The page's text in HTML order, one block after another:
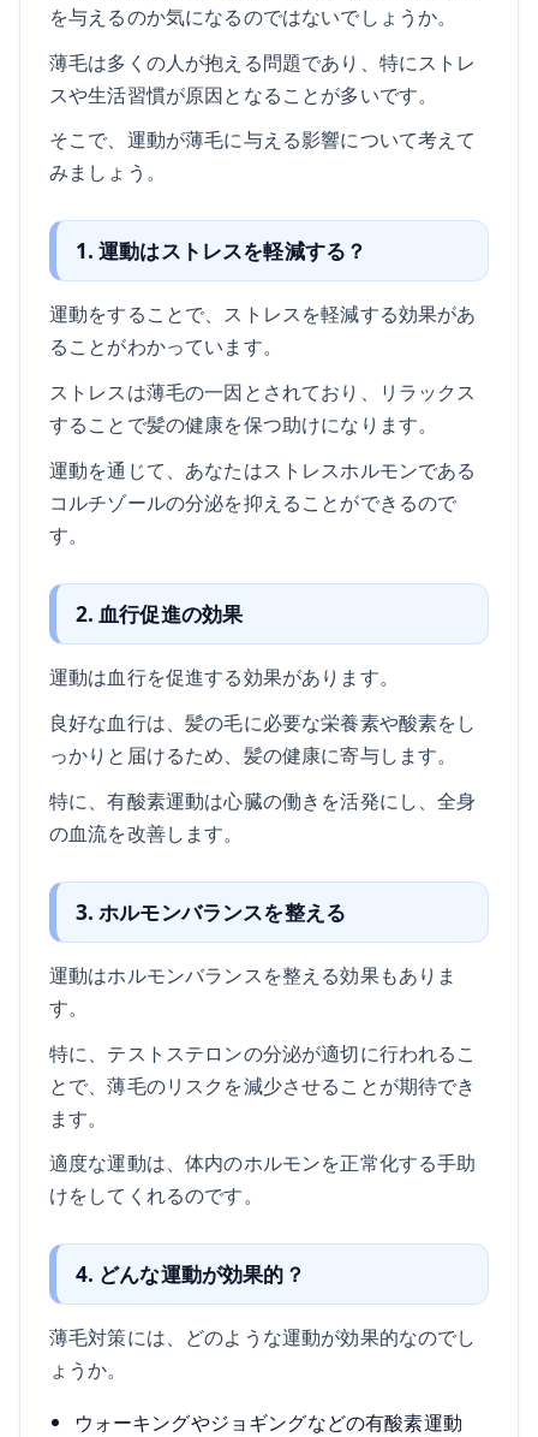
を与えるのか気になるのではないでしょうか。
薄毛は多くの人が抱える問題であり、特にストレ
スや生活習慣が原因となることが多いです。
そこで、運動が薄毛に与える影響について考えて
みましょう。
1. 運動はストレスを軽減する？
運動をすることで、ストレスを軽減する効果があ
ることがわかっています。
ストレスは薄毛の一因とされており、リラックス
することで髪の健康を保つ助けになります。
運動を通じて、あなたはストレスホルモンである
コルチゾールの分泌を抑えることができるので
す。
2. 血行促進の効果
運動は血行を促進する効果があります。
良好な血行は、髪の毛に必要な栄養素や酸素をし
っかりと届けるため、髪の健康に寄与します。
特に、有酸素運動は心臓の働きを活発にし、全身
の血流を改善します。
3. ホルモンバランスを整える
運動はホルモンバランスを整える効果もありま
す。
特に、テストステロンの分泌が適切に行われるこ
とで、薄毛のリスクを減少させることが期待でき
ます。
適度な運動は、体内のホルモンを正常化する手助
けをしてくれるのです。
4. どんな運動が効果的？
薄毛対策には、どのような運動が効果的なのでし
ょうか。
ウォーキングやジョギングなどの有酸素運動